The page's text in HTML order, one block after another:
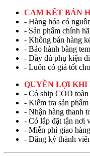
CAM KẾT BÁN
- Hàng hóa có
- Sản phẩm chính
- Không bán hàng
- Bảo hành bằng
- Đầy đủ phụ kiện
- Luôn có giá tốt
QUYỀN LỢI KHI
- Có ship COD toàn
- Kiểm tra sản phẩm
- Nhận hàng thanh
- Có lắp đặt tận nơi
- Miễn phí giao
- Đăng ký thành